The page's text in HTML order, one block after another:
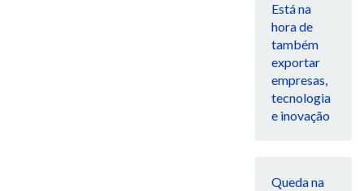
Está na
hora de
também
exportar
empresas,
tecnologia
e inovação
Queda na